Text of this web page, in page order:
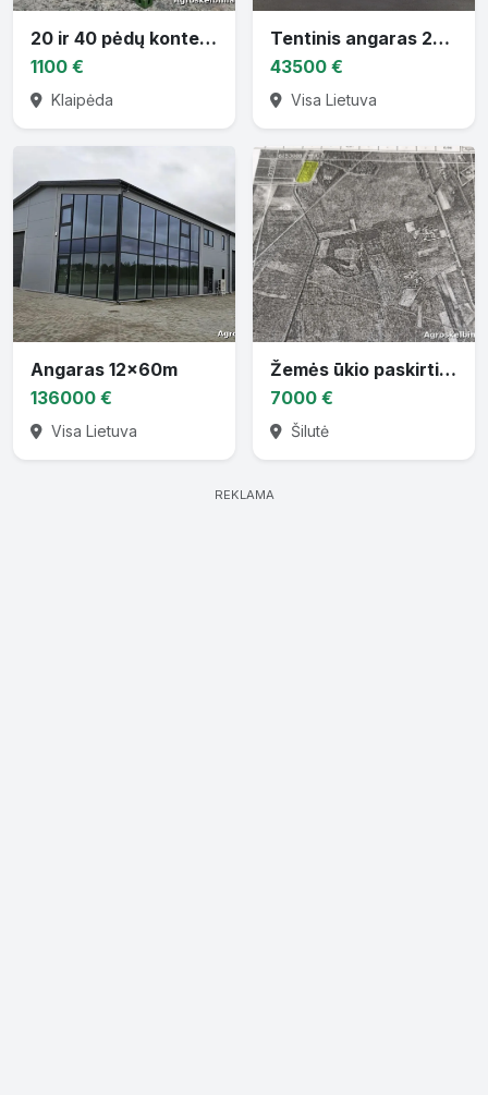
20 ir 40 pėdų konteineriai.
1100 €
Klaipėda
Tentinis angaras 20 x 40 x 8,1
43500 €
Visa Lietuva
Angaras 12x60m
136000 €
Visa Lietuva
Žemės ūkio paskirties sklypas
7000 €
Šilutė
REKLAMA